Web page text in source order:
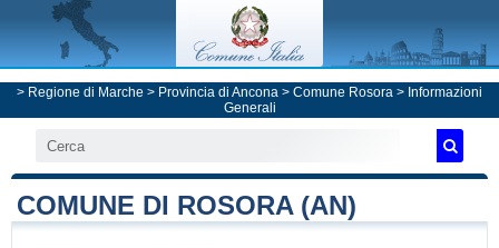
> Regione di Marche > Provincia di Ancona > Comune Rosora > Informazioni
Generali
COMUNE DI ROSORA (AN)